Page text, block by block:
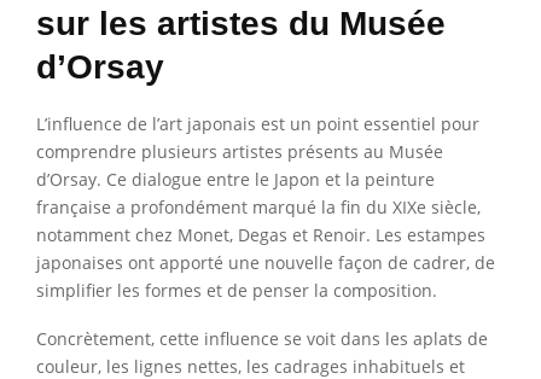
sur les artistes du Musée
d’Orsay
L’influence de l’art japonais est un point essentiel pour
comprendre plusieurs artistes présents au Musée
d’Orsay. Ce dialogue entre le Japon et la peinture
française a profondément marqué la fin du XIXe siècle,
notamment chez Monet, Degas et Renoir. Les estampes
japonaises ont apporté une nouvelle façon de cadrer, de
simplifier les formes et de penser la composition.
Concrètement, cette influence se voit dans les aplats de
couleur, les lignes nettes, les cadrages inhabituels et